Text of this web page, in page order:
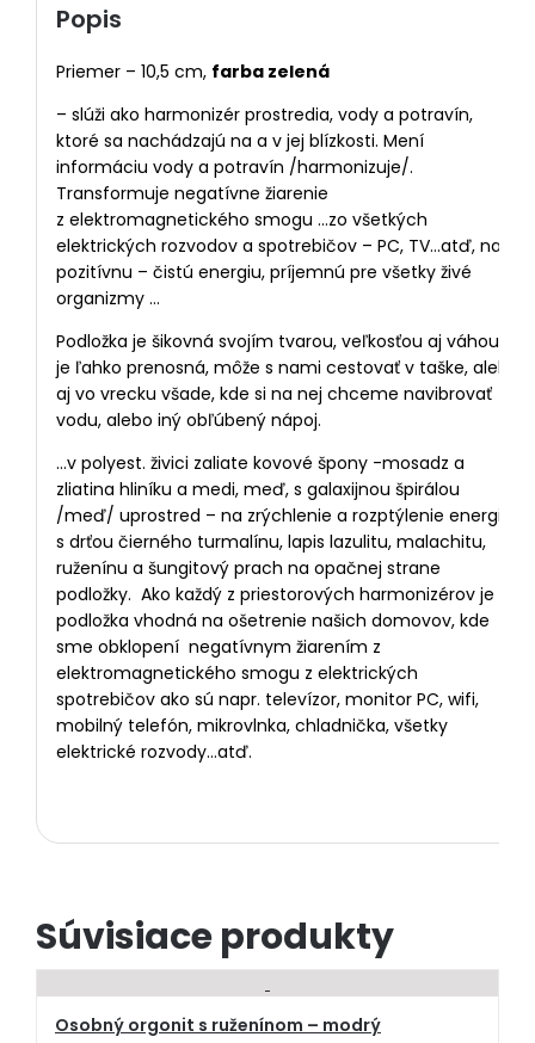
Popis
Priemer – 10,5 cm, farba zelená
– slúži ako harmonizér prostredia, vody a potravín,
ktoré sa nachádzajú na a v jej blízkosti. Mení
informáciu vody a potravín /harmonizuje/.
Transformuje negatívne žiarenie
z elektromagnetického smogu …zo všetkých
elektrických rozvodov a spotrebičov – PC, TV…atď, na
pozitívnu – čistú energiu, príjemnú pre všetky živé
organizmy …
Podložka je šikovná svojím tvarou, veľkosťou aj váhou,
je ľahko prenosná, môže s nami cestovať v taške, alebo
aj vo vrecku všade, kde si na nej chceme navibrovať
vodu, alebo iný obľúbený nápoj.
…v polyest. živici zaliate kovové špony -mosadz a
zliatina hliníku a medi, meď, s galaxijnou špirálou
/meď/ uprostred – na zrýchlenie a rozptýlenie energie
s drťou čierného turmalínu, lapis lazulitu, malachitu,
ruženínu a šungitový prach na opačnej strane
podložky. Ako každý z priestorových harmonizérov je aj
podložka vhodná na ošetrenie našich domovov, kde
sme obklopení negatívnym žiarením z
elektromagnetického smogu z elektrických
spotrebičov ako sú napr. televízor, monitor PC, wifi,
mobilný telefón, mikrovlnka, chladnička, všetky
elektrické rozvody…atď.
Súvisiace produkty
Osobný orgonit s ruženínom – modrý